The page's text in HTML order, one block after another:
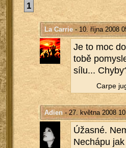
1
La Carrie- 10. října 2008
Je to moc
tobě
sílu...
Carpe
Adien- 27. května 2008
Úžas­né.
Ne­chá­pu